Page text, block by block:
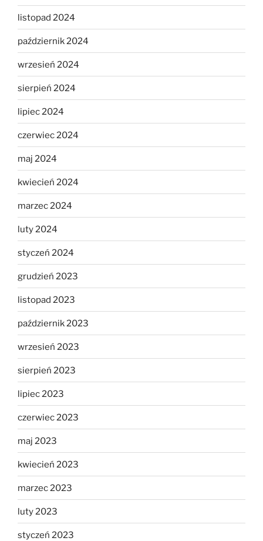
listopad 2024
październik 2024
wrzesień 2024
sierpień 2024
lipiec 2024
czerwiec 2024
maj 2024
kwiecień 2024
marzec 2024
luty 2024
styczeń 2024
grudzień 2023
listopad 2023
październik 2023
wrzesień 2023
sierpień 2023
lipiec 2023
czerwiec 2023
maj 2023
kwiecień 2023
marzec 2023
luty 2023
styczeń 2023